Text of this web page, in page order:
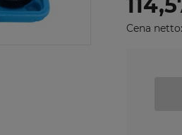
Cena netto: